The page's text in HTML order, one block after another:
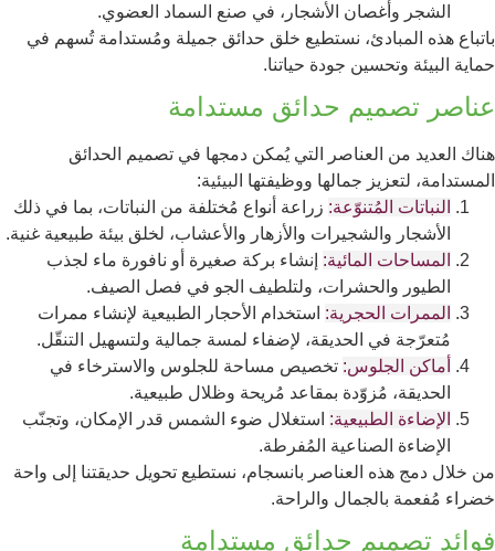
الشجر وأغصان الأشجار، في صنع السماد العضوي.
باتباع هذه المبادئ، نستطيع خلق حدائق جميلة ومُستدامة تُسهم في
حماية البيئة وتحسين جودة حياتنا.
عناصر تصميم حدائق مستدامة
هناك العديد من العناصر التي يُمكن دمجها في تصميم الحدائق
المستدامة، لتعزيز جمالها ووظيفتها البيئية:
النباتات المُتنوّعة: زراعة أنواع مُختلفة من النباتات، بما في ذلك
الأشجار والشجيرات والأزهار والأعشاب، لخلق بيئة طبيعية غنية.
المساحات المائية: إنشاء بركة صغيرة أو نافورة ماء لجذب
الطيور والحشرات، ولتلطيف الجو في فصل الصيف.
الممرات الحجرية: استخدام الأحجار الطبيعية لإنشاء ممرات
مُتعرّجة في الحديقة، لإضفاء لمسة جمالية ولتسهيل التنقّل.
أماكن الجلوس: تخصيص مساحة للجلوس والاسترخاء في
الحديقة، مُزوّدة بمقاعد مُريحة وظلال طبيعية.
الإضاءة الطبيعية: استغلال ضوء الشمس قدر الإمكان، وتجنّب
الإضاءة الصناعية المُفرطة.
من خلال دمج هذه العناصر بانسجام، نستطيع تحويل حديقتنا إلى واحة
خضراء مُفعمة بالجمال والراحة.
فوائد تصميم حدائق مستدامة